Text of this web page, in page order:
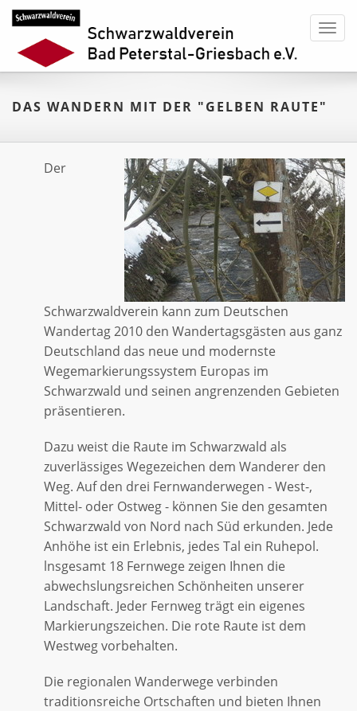
DAS WANDERN MIT DER "GELBEN RAUTE"
Der
Schwarzwaldverein kann zum Deutschen
Wandertag 2010 den Wandertagsgästen aus ganz
Deutschland das neue und modernste
Wegemarkierungssystem Europas im
Schwarzwald und seinen angrenzenden Gebieten
präsentieren.
Dazu weist die Raute im Schwarzwald als
zuverlässiges Wegezeichen dem Wanderer den
Weg. Auf den drei Fernwanderwegen - West-,
Mittel- oder Ostweg - können Sie den gesamten
Schwarzwald von Nord nach Süd erkunden. Jede
Anhöhe ist ein Erlebnis, jedes Tal ein Ruhepol.
lnsgesamt 18 Fernwege zeigen Ihnen die
abwechslungsreichen Schönheiten unserer
Landschaft. Jeder Fernweg trägt ein eigenes
Markierungszeichen. Die rote Raute ist dem
Westweg vorbehalten.
Die regionalen Wanderwege verbinden
traditionsreiche Ortschaften und bieten Ihnen